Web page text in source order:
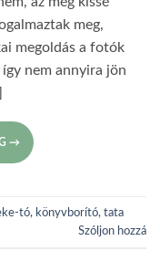
meg,
megoldás a fotók
így nem annyira jön
→
tó, könyvborító, tata
Szóljon hozzá